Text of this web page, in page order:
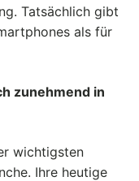
Tatsächlich gibt
als für
zunehmend in
wichtigsten
Ihre heutige